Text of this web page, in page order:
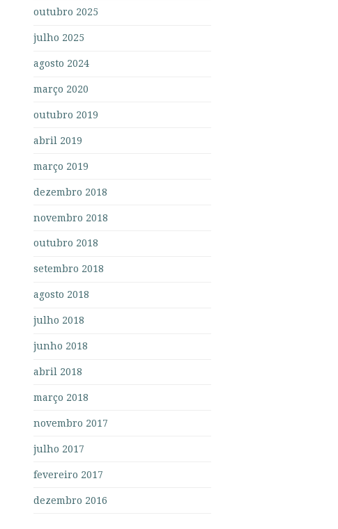
outubro 2025
julho 2025
agosto 2024
março 2020
outubro 2019
abril 2019
março 2019
dezembro 2018
novembro 2018
outubro 2018
setembro 2018
agosto 2018
julho 2018
junho 2018
abril 2018
março 2018
novembro 2017
julho 2017
fevereiro 2017
dezembro 2016